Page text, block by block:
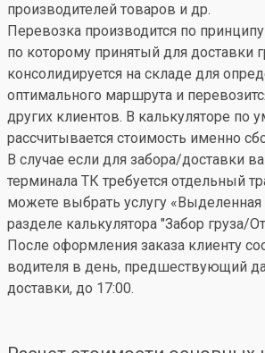
производителей товаров и др.
Перевозка производится по
по которому принятый для доставки
консолидируется на складе для
оптимального маршрута и
других клиентов. В калькуляторе по
рассчитывается стоимость именно
В случае если для забора/доставки
терминала ТК требуется отдельный
можете выбрать услугу
разделе калькулятора "Забор груза/
После оформления заказа клиенту
водителя в день, предшествующий
доставки, до 17:00.